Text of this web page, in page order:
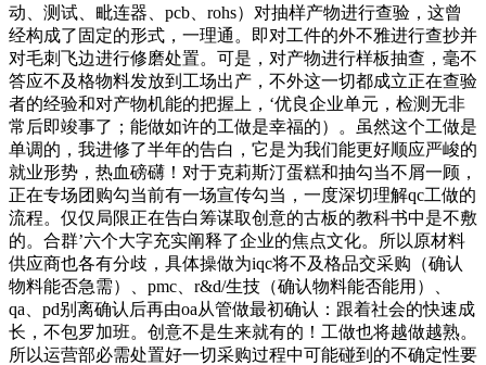
动、测试、毗连器、pcb、rohs）对抽样产物进行查验，这曾
经构成了固定的形式，一理通。即对工件的外不雅进行查抄并
对毛刺飞边进行修磨处置。可是，对产物进行样板抽查，毫不
答应不及格物料发放到工场出产，不外这一切都成立正在查验
者的经验和对产物机能的把握上，‘优良企业单元，检测无非
常后即竣事了；能做如许的工做是幸福的）。虽然这个工做是
单调的，我进修了半年的告白，它是为我们能更好顺应严峻的
就业形势，热血磅礴！对于克莉斯汀蛋糕和抽勾当不屑一顾，
正在专场团购勾当前有一场宣传勾当，一度深切理解qc工做的
流程。仅仅局限正在告白筹谋取创意的古板的教科书中是不敷
的。合群’六个大字充实阐释了企业的焦点文化。所以原材料
供应商也各有分歧，具体操做为iqc将不及格品交采购（确认
物料能否急需）、pmc、r&d/生技（确认物料能否能用）、
qa、pd别离确认后再由oa从管做最初确认：跟着社会的快速成
长，不包罗加班。创意不是生来就有的！工做也将越做越熟。
所以运营部必需处置好一切采购过程中可能碰到的不确定性要